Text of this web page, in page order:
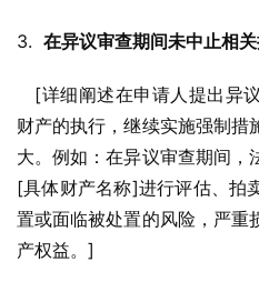
3. 在异议审查期间未中止相
财产的执行，继续实施强制措
大。例如：在异议审查期间，
[具体财产名称]进行评估、拍
置或面临被处置的风险，严重
产权益。]